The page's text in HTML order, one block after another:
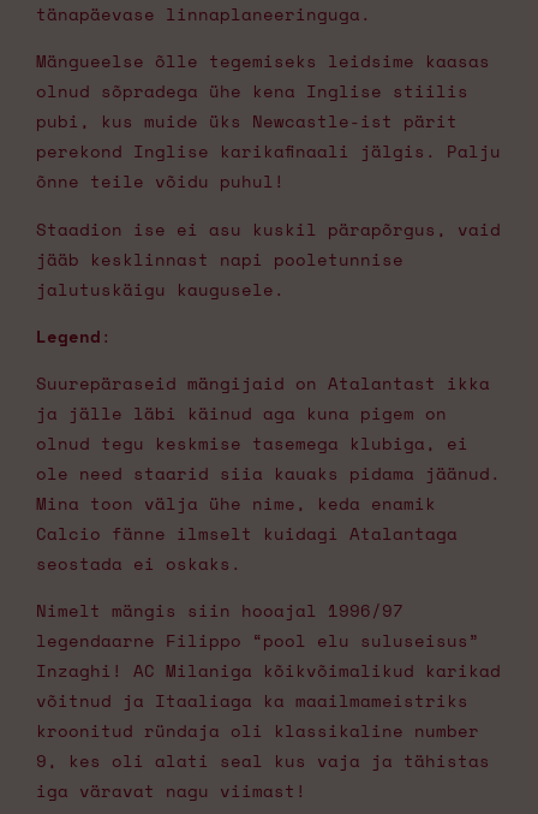
tänapäevase linnaplaneeringuga.
Mängueelse õlle tegemiseks leidsime kaasas
olnud sõpradega ühe kena Inglise stiilis
pubi, kus muide üks Newcastle-ist pärit
perekond Inglise karikafinaali jälgis. Palju
õnne teile võidu puhul!
Staadion ise ei asu kuskil pärapõrgus, vaid
jääb kesklinnast napi pooletunnise
jalutuskäigu kaugusele.
Legend:
Suurepäraseid mängijaid on Atalantast ikka
ja jälle läbi käinud aga kuna pigem on
olnud tegu keskmise tasemega klubiga, ei
ole need staarid siia kauaks pidama jäänud.
Mina toon välja ühe nime, keda enamik
Calcio fänne ilmselt kuidagi Atalantaga
seostada ei oskaks.
Nimelt mängis siin hooajal 1996/97
legendaarne Filippo “pool elu suluseisus”
Inzaghi! AC Milaniga kõikvõimalikud karikad
võitnud ja Itaaliaga ka maailmameistriks
kroonitud ründaja oli klassikaline number
9, kes oli alati seal kus vaja ja tähistas
iga väravat nagu viimast!